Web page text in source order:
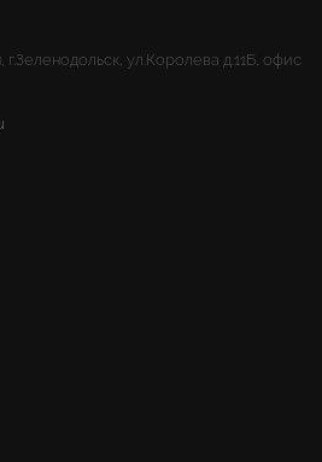
г.Зеленодольск, ул.Королева д.11Б, офис